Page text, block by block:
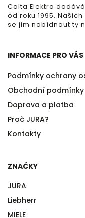
Calta Elektro
od roku 1995.
se jim nabídnout ty
INFORMACE PRO VÁS
Podmínky ochrany
Obchodní podmínky
Doprava a platba
Proč JURA?
Kontakty
ZNAČKY
JURA
Liebherr
MIELE